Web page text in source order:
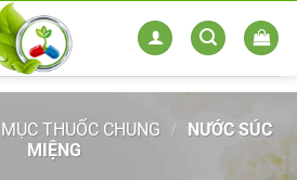
THUỐC CHUNG / NƯỚC SÚC
MIỆNG